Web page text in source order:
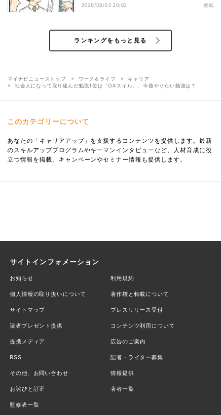
2026/08/03 20:02 連載
ランキングをもっと見る
マイナビニューストップ ワーク＆ライフ
キャリア
社会人になって取り組んだ勉強1位は「OAスキル」、今後やりたい勉強は？
このカテゴリーについて
あなたの「キャリアアップ」を支援するコンテンツを提供します。最新
のスキルアッププログラムやキーマンインタビューなど、人材育成に役
立つ情報を掲載。キャンペーンやセミナー情報も提供します。
サイトインフォメーション
お知らせ 利用規約
個人情報の取り扱いについて 著作権と転載について
サイトマップ プレスリリース受付
読者プレゼント提供 コンテンツ利用について
提携メディア 広告のご案内
RSS 記者・ライター募集
その他、お問い合わせ 情報提供
お詫びと訂正 著者一覧
監修者一覧